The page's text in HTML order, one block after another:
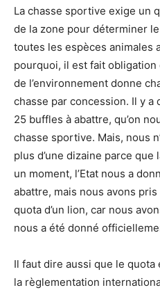
La chasse sportive exige un
de la zone pour déterminer
toutes les espèces animales
pourquoi, il est fait
de l’environnement donne
chasse par concession. Il y a
25 buffles à abattre, qu’on
chasse sportive. Mais, nous
plus d’une dizaine parce
un moment, l’Etat nous a
abattre, mais nous avons
quota d’un lion, car nous
nous a été donné
Il faut dire aussi que le
la règlementation